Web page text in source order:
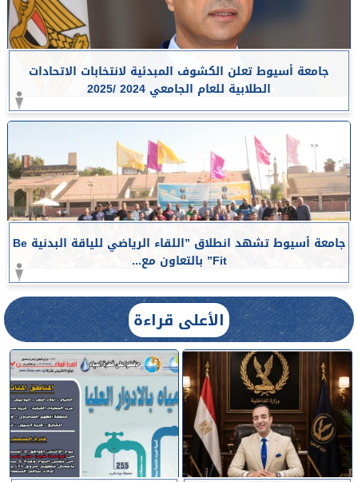
جامعة أسيوط تعلن الكشوف المبدئية لانتخابات الاتحادات
الطلابية للعام الجامعي 2024 /2025
جامعة أسيوط تشهد انطلاق ”اللقاء الرياضي للياقة البدنية Be
Fit” بالتعاون مع...
الأعلى قراءة